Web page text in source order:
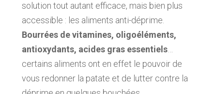
solution tout autant efficace, mais bien plus
accessible : les aliments anti-déprime.
Bourrées de vitamines, oligoéléments,
antioxydants, acides gras essentiels…
certains aliments ont en effet le pouvoir de
vous redonner la patate et de lutter contre la